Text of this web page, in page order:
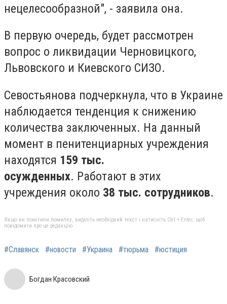
нецелесообразной", - заявила она.
В первую очередь, будет рассмотрен
вопрос о ликвидации Черновицкого,
Львовского и Киевского СИЗО.
Севостьянова подчеркнула, что в Украине
наблюдается тенденция к снижению
количества заключенных. На данный
момент в пенитенциарных учреждения
находятся 159 тыс.
осужденных. Работают в этих
учреждения около 38 тыс. сотрудников.
Якщо ви помітили помилку, виділіть необхідний текст і натисніть Ctrl + Enter, щоб
повідомити про це редакцію
#Славянск #новости #Украина #тюрьма #юстиция
Богдан Красовский